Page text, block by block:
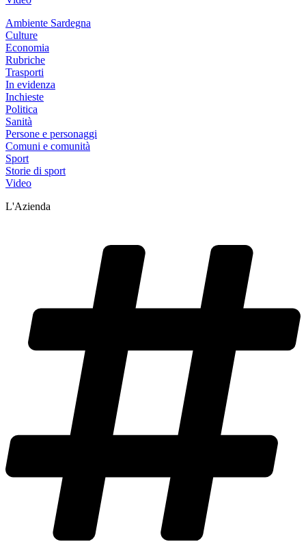
Ambiente Sardegna
Culture
Economia
Rubriche
Trasporti
In evidenza
Inchieste
Politica
Sanità
Persone e personaggi
Comuni e comunità
Sport
Storie di sport
Video
L'Azienda